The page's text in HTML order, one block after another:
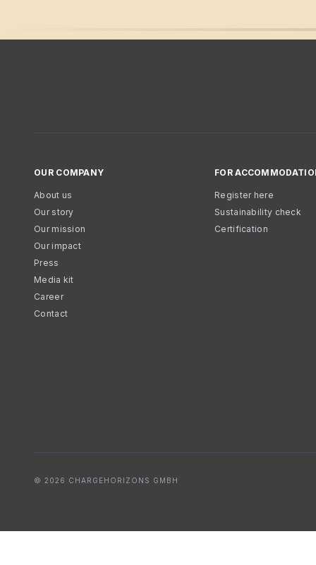
OUR COMPANY
About us
Our story
Our mission
Our impact
Press
Media kit
Career
Contact
FOR
Register here
Sustainability check
Certification
© 2026 CHARGEHORIZONS GMBH